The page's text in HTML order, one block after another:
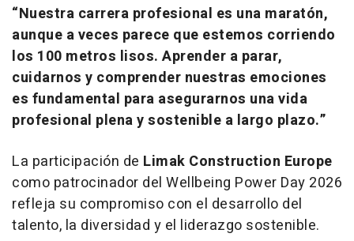
“Nuestra carrera profesional es una maratón,
aunque a veces parece que estemos corriendo
los 100 metros lisos. Aprender a parar,
cuidarnos y comprender nuestras emociones
es fundamental para asegurarnos una vida
profesional plena y sostenible a largo plazo.”
La participación de Limak Construction Europe
como patrocinador del Wellbeing Power Day 2026
refleja su compromiso con el desarrollo del
talento, la diversidad y el liderazgo sostenible.